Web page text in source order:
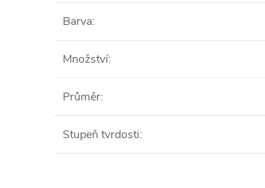
Barva:
Množství:
Průměr:
Stupeň tvrdosti: